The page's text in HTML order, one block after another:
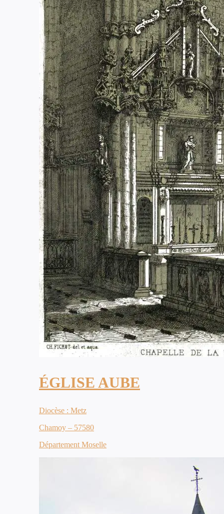
ÉGLISE AUBE
Diocèse : Metz
Chamoy – 57580
Département Moselle